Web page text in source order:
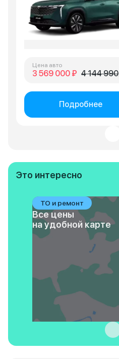
Цена авто
3 569 000 ₽ 4 144 990 ₽
Подробнее
Это интересно
ТО и ремонт
Все цены
на удобной карте